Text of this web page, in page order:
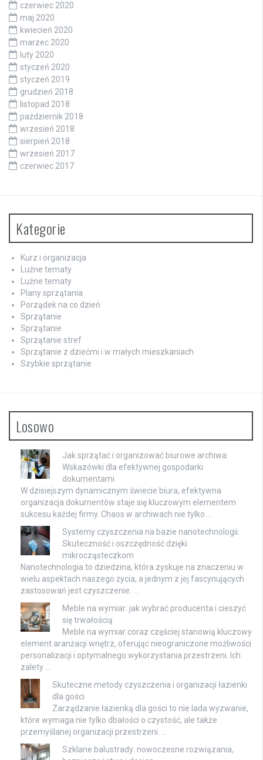
czerwiec 2020
maj 2020
kwiecień 2020
marzec 2020
luty 2020
styczeń 2020
styczeń 2019
grudzień 2018
listopad 2018
październik 2018
wrzesień 2018
sierpień 2018
wrzesień 2017
czerwiec 2017
Kategorie
Kurz i organizacja
Luźne tematy
Luźne tematy
Plany sprzątania
Porządek na co dzień
Sprzątanie
Sprzątanie
Sprzątanie stref
Sprzątanie z dziećmi i w małych mieszkaniach
Szybkie sprzątanie
Losowo
Jak sprzątać i organizować biurowe archiwa:
Wskazówki dla efektywnej gospodarki
dokumentami
W dzisiejszym dynamicznym świecie biura, efektywna
organizacja dokumentów staje się kluczowym elementem
sukcesu każdej firmy. Chaos w archiwach nie tylko …
Systemy czyszczenia na bazie nanotechnologii:
Skuteczność i oszczędność dzięki
mikrocząsteczkom
Nanotechnologia to dziedzina, która zyskuje na znaczeniu w
wielu aspektach naszego życia, a jednym z jej fascynujących
zastosowań jest czyszczenie. …
Meble na wymiar: jak wybrać producenta i cieszyć
się trwałością
Meble na wymiar coraz częściej stanowią kluczowy
element aranżacji wnętrz, oferując nieograniczone możliwości
personalizacji i optymalnego wykorzystania przestrzeni. Ich
zalety …
Skuteczne metody czyszczenia i organizacji łazienki
dla gości
Zarządzanie łazienką dla gości to nie lada wyzwanie,
które wymaga nie tylko dbałości o czystość, ale także
przemyślanej organizacji przestrzeni. …
Szklane balustrady: nowoczesne rozwiązania,